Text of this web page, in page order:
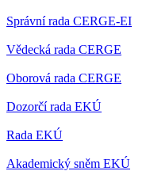
Správní rada CERGE-EI
Vědecká rada CERGE
Oborová rada CERGE
Dozorčí rada EKÚ
Rada EKÚ
Akademický sněm EKÚ